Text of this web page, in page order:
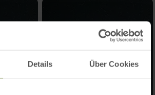
Details Über Cookies